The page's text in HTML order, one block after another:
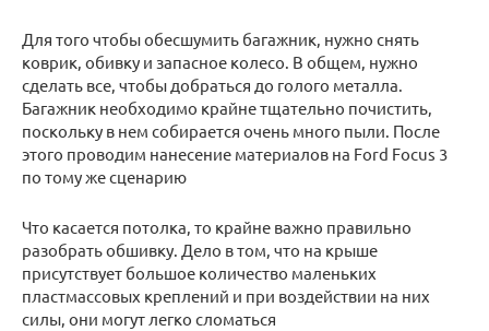
Для того чтобы обесшумить багажник, нужно снять
коврик, обивку и запасное колесо. В общем, нужно
сделать все, чтобы добраться до голого металла.
Багажник необходимо крайне тщательно почистить,
поскольку в нем собирается очень много пыли. После
этого проводим нанесение материалов на Ford Focus 3
по тому же сценарию
Что касается потолка, то крайне важно правильно
разобрать обшивку. Дело в том, что на крыше
присутствует большое количество маленьких
пластмассовых креплений и при воздействии на них
силы, они могут легко сломаться